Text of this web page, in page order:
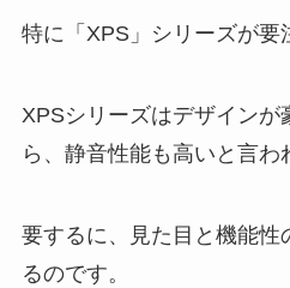
特に「XPS」シリーズが要
XPSシリーズはデザインが
ら、静音性能も高いと言わ
要するに、見た目と機能性
るのです。